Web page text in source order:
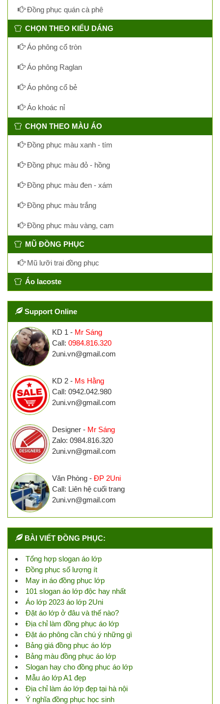
Đồng phục quán cà phê
CHỌN THEO KIỂU DÁNG
Áo phông cổ tròn
Áo phông Raglan
Áo phông cổ bẻ
Áo khoác nỉ
CHỌN THEO MÀU ÁO
Đồng phục màu xanh - tím
Đồng phục màu đỏ - hồng
Đồng phục màu đen - xám
Đồng phục màu trắng
Đồng phục màu vàng, cam
MŨ ĐỒNG PHỤC
Mũ lưỡi trai đồng phục
Áo lacoste
Support Online
KD 1 - Mr Sáng
Call: 0984.816.320
2uni.vn@gmail.com
KD 2 - Ms Hằng
Call: 0942.042.980
2uni.vn@gmail.com
Designer - Mr Sáng
Zalo: 0984.816.320
2uni.vn@gmail.com
Văn Phòng - ĐP 2Uni
Call: Liên hệ cuối trang
2uni.vn@gmail.com
BÀI VIẾT ĐỒNG PHỤC:
Tổng hợp slogan áo lớp
Đồng phục số lượng ít
May in áo đồng phục lớp
101 slogan áo lớp độc hay nhất
Áo lớp 2023 áo lớp 2Uni
Đặt áo lớp ở đâu và thế nào?
Địa chỉ làm đồng phục áo lớp
Đặt áo phông cần chú ý những gì
Bảng giá đồng phục áo lớp
Bảng màu đồng phục áo lớp
Slogan hay cho đồng phục áo lớp
Mẫu áo lớp A1 đẹp
Địa chỉ làm áo lớp đẹp tại hà nội
Ý nghĩa đồng phục học sinh